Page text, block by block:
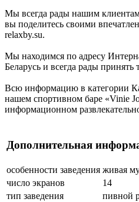
Мы всегда рады нашим
вы поделитесь своими
relaxby.su.
Мы находимся по адресу
Беларусь и всегда рады
Всю информацию в категории
нашем спортивном баре «Vinie
информационном
Дополнительная
особенности заведения живая
число экранов
14
тип заведения
пивной